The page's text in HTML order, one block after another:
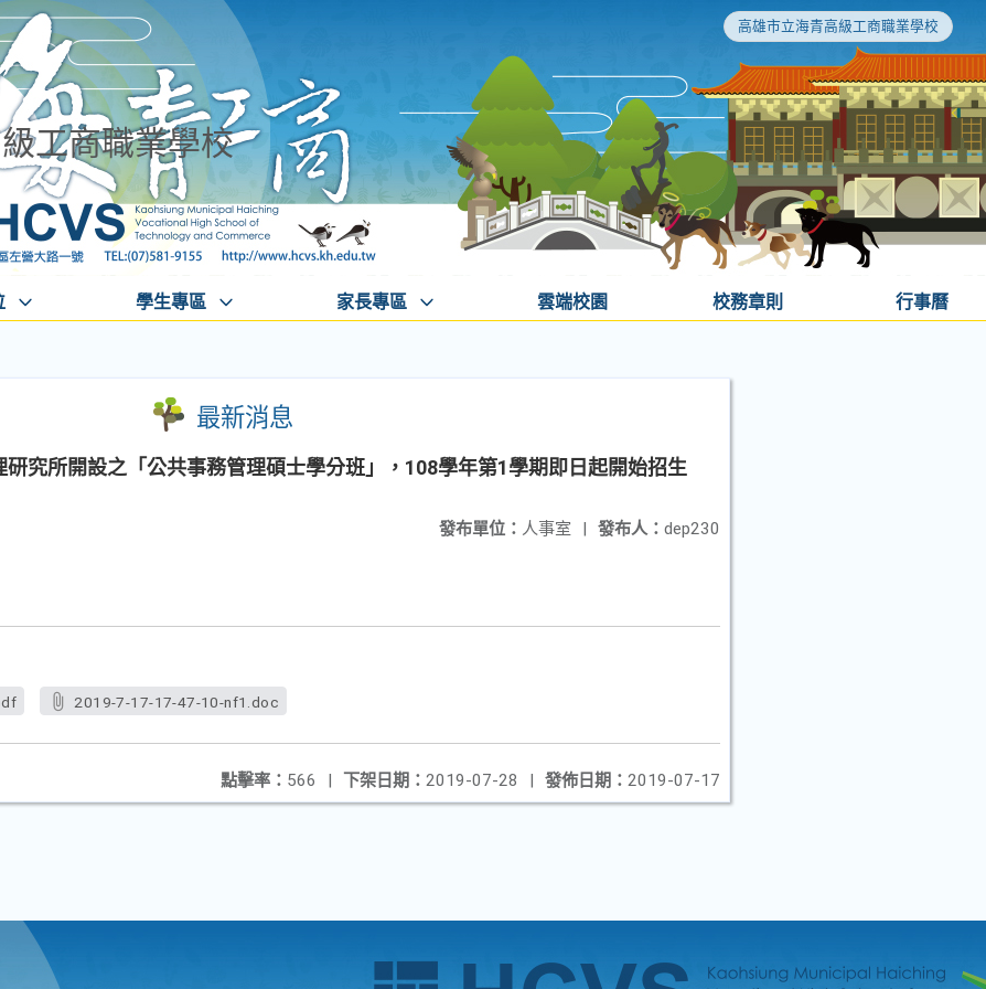
高雄市立海青高級工商職業學校
工商職業學校
學生專區 家長專區 雲端校園 校務章則 行事曆
最新消息
研究所開設之「公共事務管理碩士學分班」，108學年第1學期即日起開始招生
發布人： dep230
發布單位： 人事室 |
2019-7-17-17-47-10-nf1.doc
發佈日期： 2019-07-17
下架日期： 2019-07-28 |
點擊率： 566 |